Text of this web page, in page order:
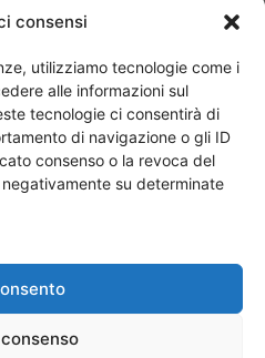
consensi
utilizziamo tecnologie come i
alle informazioni sul
tecnologie ci consentirà di
di navigazione o gli ID
consenso o la revoca del
su determinate
managed by